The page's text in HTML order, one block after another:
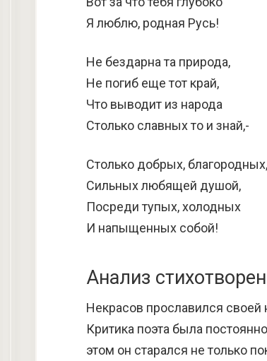
Я люблю, родная Русь!
Не бездарна та природа,
Не погиб еще тот край,
Что выводит из народа
Столько славных то и знай,-
Столько добрых, благородных,
Сильных любящей душой,
Посреди тупых, холодных
И напыщенных собой!
Анализ
Некрасов прославился своей
Критика поэта была
этом он старался не только